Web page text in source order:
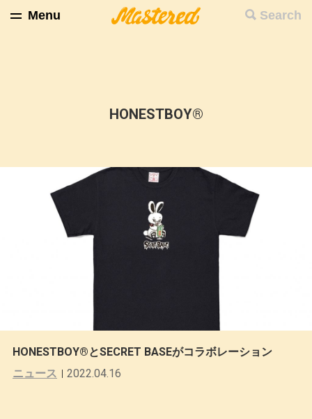
Search
Menu
HONESTBOY®
HONESTBOY®とSECRET BASEがコラボレーション
ニュース
2022.04.16